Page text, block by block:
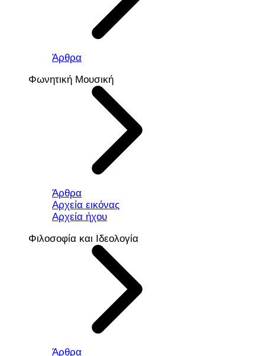
Άρθρα
Φωνητική Μουσική
Άρθρα
Αρχεία εικόνας
Αρχεία ήχου
Φιλοσοφία και Ιδεολογία
Άρθρα